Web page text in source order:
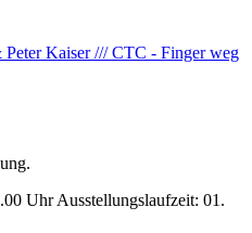
Uhr Ausstellungslaufzeit: 01.